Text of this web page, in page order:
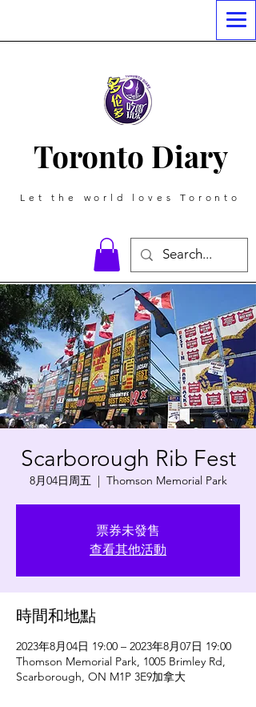
Toronto Diary
Let the world loves Toronto
Scarborough Rib Fest
8月04日周五
  |
Thomson Memorial Park
票券未發售
查看其他活動
時間和地點
2023年8月04日 19:00 – 2023年8月07日 19:00
Thomson Memorial Park, 1005 Brimley Rd,
Scarborough, ON M1P 3E9加拿大